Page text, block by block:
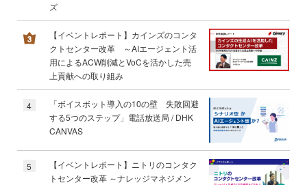
ズ
【イベントレポート】カインズのコンタ
クトセンター改革 ～AIエージェント活
用によるACW削減とVoCを活かした売
上貢献への取り組み
4
「ボイスボット導入の10の壁 失敗回避
する5つのステップ」電話放送局 / DHK
CANVAS
5
【イベントレポート】ニトリのコンタク
トセンター改革 ～ナレッジマネジメン